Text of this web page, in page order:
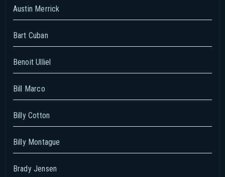
Austin Merrick
Bart Cuban
Benoit Ulliel
Bill Marco
Billy Cotton
Billy Montague
Brady Jensen